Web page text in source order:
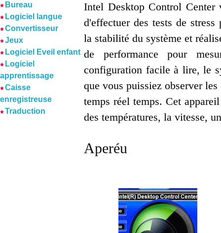
Bureau
Logiciel langue
Convertisseur
Jeux
Logiciel Eveil enfant
Logiciel
apprentissage
Caisse
enregistreuse
Traduction
Intel Desktop Control Center
d'effectuer des tests de
la stabilité du système et
de performance pour
configuration facile à lire, le
que vous puissiez observer
temps réel temps. Cet
des températures, la vitesse,
Aperéu